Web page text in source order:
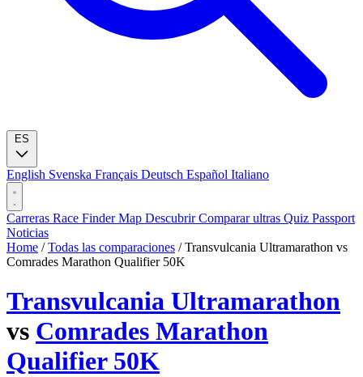
English Svenska Français Deutsch Español Italiano
Carreras Race FinderMap DescubrirComparar ultras Quiz Passport
Noticias
Home / Todas las comparaciones / Transvulcania Ultramarathon vs
Comrades Marathon Qualifier 50K
Transvulcania Ultramarathon
vs Comrades Marathon
Qualifier 50K